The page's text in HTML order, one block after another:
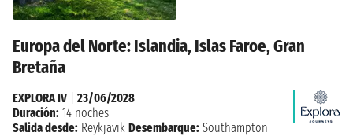
Europa del Norte: Islandia, Islas Faroe, Gran
Bretaña
EXPLORA IV
23/06/2028
Duración: 14 noches
Salida desde: Reykjavik Desembarque: Southampton